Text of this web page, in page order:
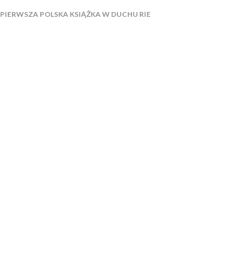
PIERWSZA POLSKA KSIĄŻKA W DUCHU RIE